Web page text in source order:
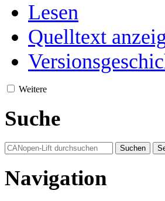
Lesen
Quelltext
Weitere
Suche
Navigation